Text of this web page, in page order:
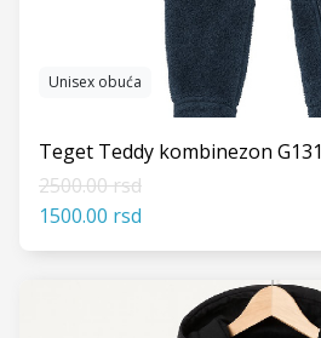
Unisex obuća
Teget Teddy kombinezon G131
2500.00 rsd
1500.00 rsd